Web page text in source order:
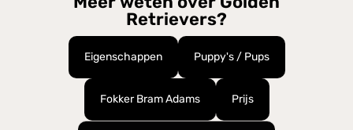
Retrievers?
Eigenschappen Puppy's / Pups
Fokker Bram Adams Prijs